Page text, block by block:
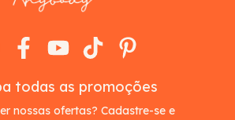
todas as promoções
nossas ofertas? Cadastre-se e